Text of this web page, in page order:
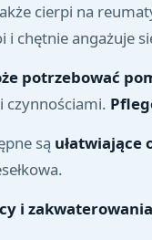
cierpi na
i chętnie angażuje
potrzebować
czynnościami.
są ułatwiające
i zakwaterowania